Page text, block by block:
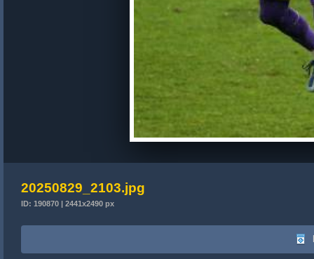
20250829_2103.jpg
ID: 190870 | 2441x2490 px